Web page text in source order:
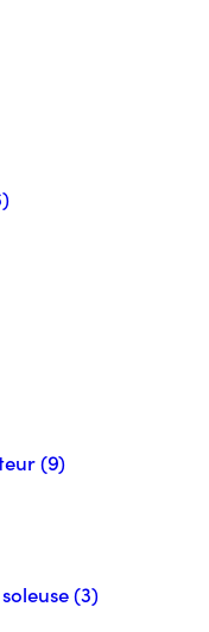
(9)
(3)